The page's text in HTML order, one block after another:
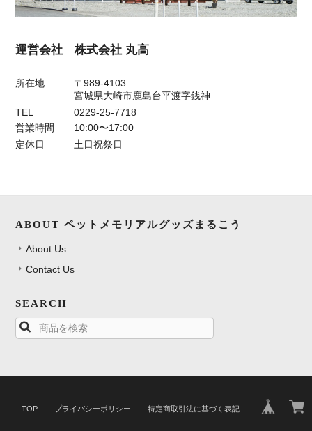
運営会社 株式会社 丸高
所在地
〒989-4103
宮城県大崎市鹿島台平渡字銭神
TEL
0229-25-7718
営業時間
10:00〜17:00
定休日
土日祝祭日
ABOUT ペットメモリアルグッズまるこう
About Us
Contact Us
SEARCH
TOP プライバシーポリシー 特定商取引法に基づく表記